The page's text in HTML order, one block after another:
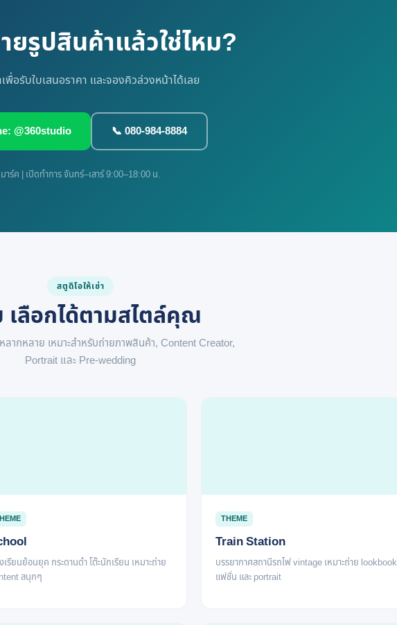
ยรูปสินค้าแล้วใช่ไหม?
พื่อรับใบเสนอราคา และจองคิวล่วงหน้าได้เลย
@360studio 📞 080-984-8884
มาร์ค | เปิดทำการ จันทร์–เสาร์ 9:00–18:00 น.
สตูดิโอให้เช่า
เลือกได้ตามสไตล์คุณ
ากหลาย เหมาะสำหรับถ่ายภาพสินค้า, Content Creator,
Portrait และ Pre-wedding
เรียนย้อนยุค กระดานดำ โต๊ะนักเรียน เหมาะถ่าย
สนุกๆ
THEME
Train Station
บรรยากาศสถานีรถไฟ vintage เหมาะถ่าย lookbook
แฟชั่น และ portrait